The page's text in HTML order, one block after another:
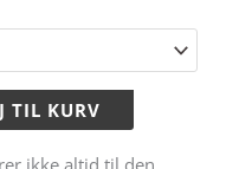
TIL KURV